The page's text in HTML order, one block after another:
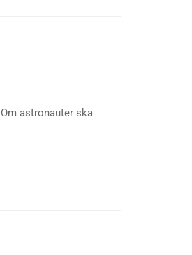
astronauter ska